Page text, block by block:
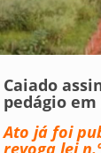
Caiado
pedágio
Ato já foi
revoga lei